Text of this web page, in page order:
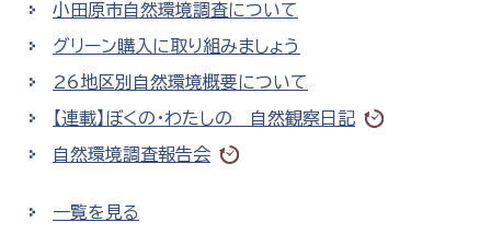
小田原市自然環境調査について
グリーン購入に取り組みましょう
26地区別自然環境概要について
【連載】ぼくの・わたしの 自然観察日記
自然環境調査報告会
一覧を見る